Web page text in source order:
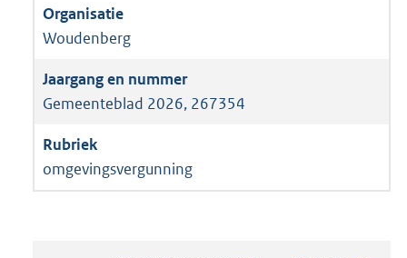
Woudenberg
Gemeenteblad 2026, 267354
omgevingsvergunning